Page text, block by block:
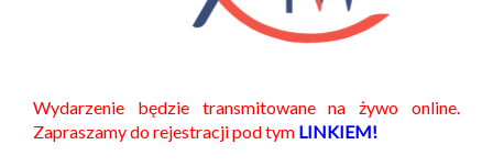
Wydarzenie będzie transmitowane na żywo online.
Zapraszamy do rejestracji pod tym LINKIEM!